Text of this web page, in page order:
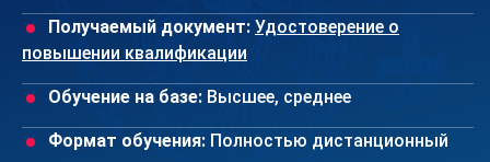
Получаемый документ: Удостоверение о
повышении квалификации
Обучение на базе: Высшее, среднее
Формат обучения: Полностью дистанционный